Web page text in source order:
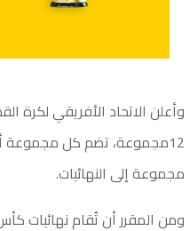
12مجموعة، تضم كل مجموعة
مجموعة إلى النهائيات.